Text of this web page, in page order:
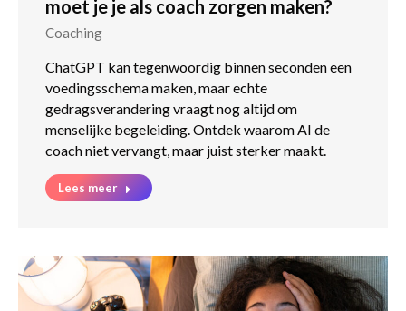
moet je je als coach zorgen maken?
Coaching
ChatGPT kan tegenwoordig binnen seconden een
voedingsschema maken, maar echte
gedragsverandering vraagt nog altijd om
menselijke begeleiding. Ontdek waarom AI de
coach niet vervangt, maar juist sterker maakt.
Lees meer